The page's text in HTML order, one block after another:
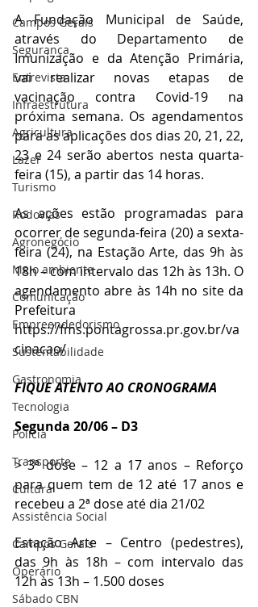
Campos Gerais
Segurança
Entrevista
Infraestrutura
Agricultura
Lazer
Turismo
Rodovias
Agronegócio
Meio ambiente
Comunicação
Empreendedorismo
Sustentabilidade
Gastronomia
Tecnologia
Polícia
Transporte
Cultura
Assistência Social
Campos Gerais
Operário
Sábado CBN
A Fundação Municipal de Saúde,
através do Departamento de
Imunização e da Atenção Primária,
vai realizar novas etapas de
vacinação contra Covid-19 na
próxima semana. Os agendamentos
para as aplicações dos dias 20, 21, 22,
23 e 24 serão abertos nesta quarta-
feira (15), a partir das 14 horas.
As ações estão programadas para
ocorrer de segunda-feira (20) a sexta-
feira (24), na Estação Arte, das 9h às
18h – com intervalo das 12h às 13h. O
agendamento abre às 14h no site da
Prefeitura
https://fms.pontagrossa.pr.gov.br/va
cinacao/
FIQUE ATENTO AO CRONOGRAMA
Segunda 20/06 – D3
> 3ª dose – 12 a 17 anos – Reforço
para quem tem de 12 até 17 anos e
recebeu a 2ª dose até dia 21/02
Estação Arte – Centro (pedestres),
das 9h às 18h – com intervalo das
12h às 13h – 1.500 doses